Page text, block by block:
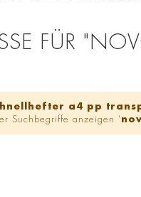
FÜR
a4 pp
Suchbegriffe anzeigen '